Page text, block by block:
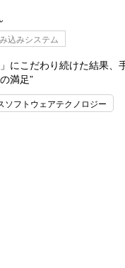
込みシステム
」にこだわり続けた結果、
満足”
ソフトウェアテクノロジー